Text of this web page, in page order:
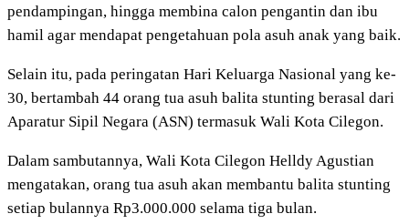
pendampingan, hingga membina calon pengantin dan ibu
hamil agar mendapat pengetahuan pola asuh anak yang baik.
Selain itu, pada peringatan Hari Keluarga Nasional yang ke-
30, bertambah 44 orang tua asuh balita stunting berasal dari
Aparatur Sipil Negara (ASN) termasuk Wali Kota Cilegon.
Dalam sambutannya, Wali Kota Cilegon Helldy Agustian
mengatakan, orang tua asuh akan membantu balita stunting
setiap bulannya Rp3.000.000 selama tiga bulan.